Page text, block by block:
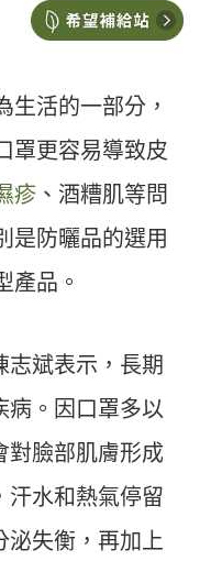
生活的一部分，
罩更容易導致皮
疹 、酒糟肌等問
是防曬品的選用
產品。
志斌表示，長期
病。因口罩多以
對臉部肌膚形成
汗水和熱氣停留
泌失衡，再加上